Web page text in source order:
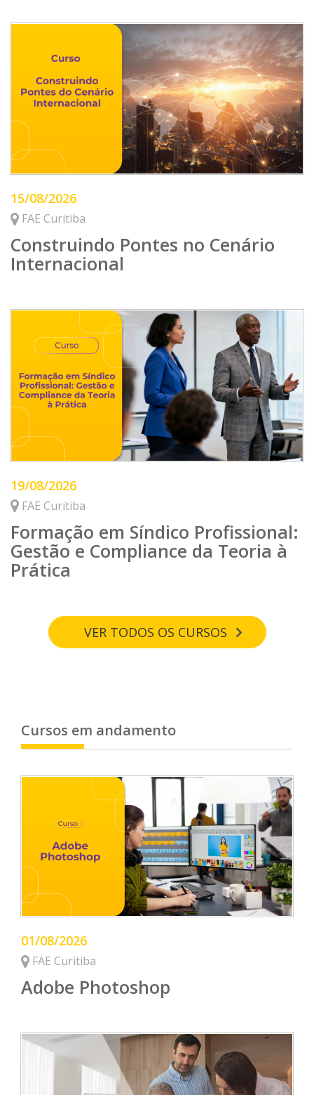
15/08/2026
FAE Curitiba
Construindo Pontes no Cenário
Internacional
19/08/2026
FAE Curitiba
Formação em Síndico Profissional:
Gestão e Compliance da Teoria à
Prática
VER TODOS OS CURSOS
Cursos em andamento
01/08/2026
FAE Curitiba
Adobe Photoshop